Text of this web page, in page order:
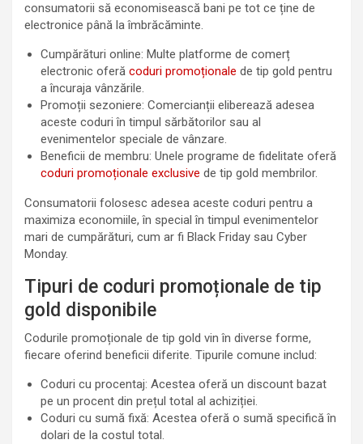
consumatorii să economisească bani pe tot ce ține de
electronice până la îmbrăcăminte.
Cumpărături online: Multe platforme de comerț
electronic oferă coduri promoționale de tip gold pentru
a încuraja vânzările.
Promoții sezoniere: Comercianții eliberează adesea
aceste coduri în timpul sărbătorilor sau al
evenimentelor speciale de vânzare.
Beneficii de membru: Unele programe de fidelitate oferă
coduri promoționale exclusive de tip gold membrilor.
Consumatorii folosesc adesea aceste coduri pentru a
maximiza economiile, în special în timpul evenimentelor
mari de cumpărături, cum ar fi Black Friday sau Cyber
Monday.
Tipuri de coduri promoționale de tip
gold disponibile
Codurile promoționale de tip gold vin în diverse forme,
fiecare oferind beneficii diferite. Tipurile comune includ:
Coduri cu procentaj: Acestea oferă un discount bazat
pe un procent din prețul total al achiziției.
Coduri cu sumă fixă: Acestea oferă o sumă specifică în
dolari de la costul total.